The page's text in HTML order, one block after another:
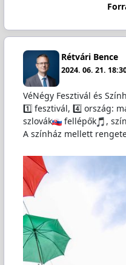
Rétvári Bence
2024. 06. 21.
VéNégy Fesztivál és
1️⃣ fesztivál, 4️⃣ ország:
szlovák
fellépők ,
A színház mellett